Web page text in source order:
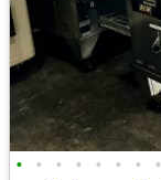
• • • • • • • •